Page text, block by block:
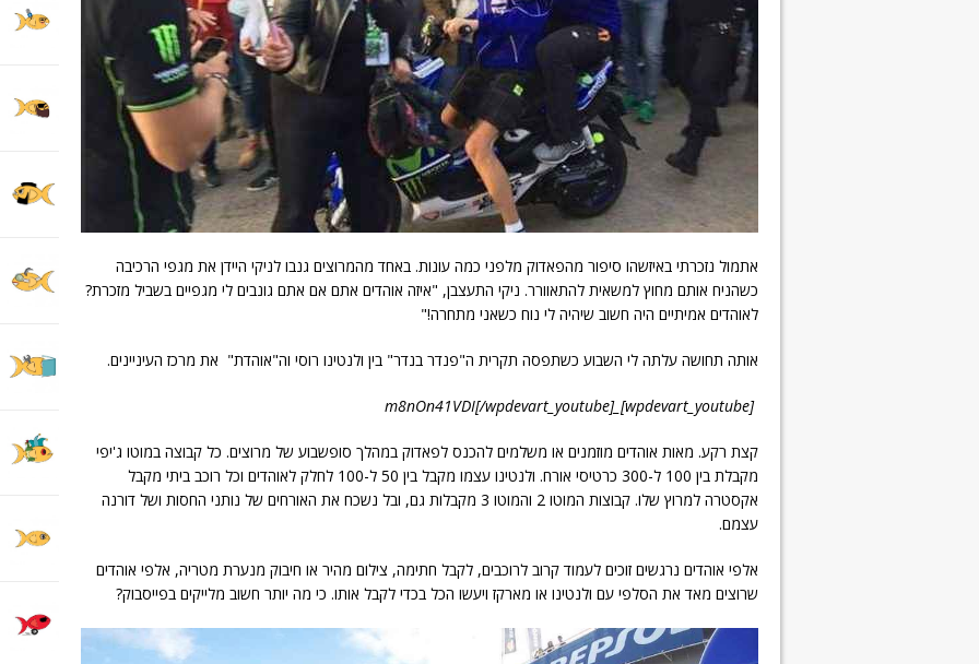
אתמול נזכרתי באיזשהו סיפור מהפאדוק מלפני כמה עונות. באחד מהמרוצים גנבו לניקי היידן את מגפי הרכיבה
כשהניח אותם מחוץ למשאית להתאוורר. ניקי התעצבן, "איזה אוהדים אתם אם אתם גונבים לי מגפיים בשביל מזכרת?
לאוהדים אמיתיים היה חשוב שיהיה לי נוח כשאני מתחרה!"
אותה תחושה עלתה לי השבוע כשתפסה תקרית ה"פנדר בנדר" בין ולנטינו רוסי וה"אוהדת" את מרכז העיניינים.
[wpdevart_youtube]_m8nOn41VDI[/wpdevart_youtube]
קצת רקע. מאות אוהדים מוזמנים או משלמים להכנס לפאדוק במהלך סופשבוע של מרוצים. כל קבוצה במוטו ג'יפי
מקבלת בין 100 ל-300 כרטיסי אורח. ולנטינו עצמו מקבל בין 50 ל-100 לחלק לאוהדים וכל רוכב ביתי מקבל
אקסטרה למרוץ שלו. קבוצות המוטו 2 והמוטו 3 מקבלות גם, ובל נשכח את האורחים של נותני החסות ושל דורנה
עצמם.
אלפי אוהדים נרגשים זוכים לעמוד קרוב לרוכבים, לקבל חתימה, צילום מהיר או חיבוק מנערת מטריה, אלפי אוהדים
שרוצים מאד את הסלפי עם ולנטינו או מארקז ויעשו הכל בכדי לקבל אותו. כי מה יותר חשוב מלייקים בפייסבוק?